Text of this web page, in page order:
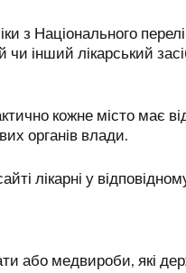
з Національного
інший лікарський
кожне місто має
органів влади.
лікарні у
або медвироби, які